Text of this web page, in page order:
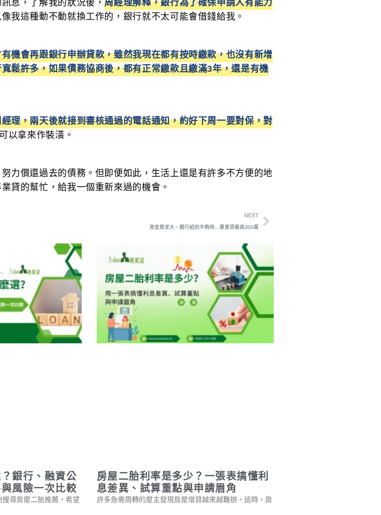
息，了解我的狀況後，周經理解釋，銀行為了確保申請人有能力
我這種動不動就換工作的，銀行就不太可能會借錢給我。
機會再跟銀行申辦貸款，雖然我現在都有按時繳款，也沒有新增
鬆許多，如果債務協商後，都有正常繳款且繳滿3年，還是有機
理，兩天後就接到審核通過的電話通知，約好下周一要對保，對
以拿來作裝潢。
力償還過去的債務。但即便如此，生活上還是有許多不方便的地
貸的幫忙，給我一個重新來過的機會。
NEXT
資金需求大，銀行給的不夠用…專業貸最高300萬
銀行、融資公
風險一次比較
尋房屋二胎推薦，希望
房屋二胎利率是多少？一張表搞懂利
息差異、試算重點與申請眉角
許多急需周轉的屋主發現房屋增貸越來越難辦。這時，房